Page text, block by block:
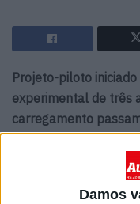
Damos
Projeto-piloto
experimental de três
carregamento
e plano de expansão
Um inédito projeto-
de soluções de